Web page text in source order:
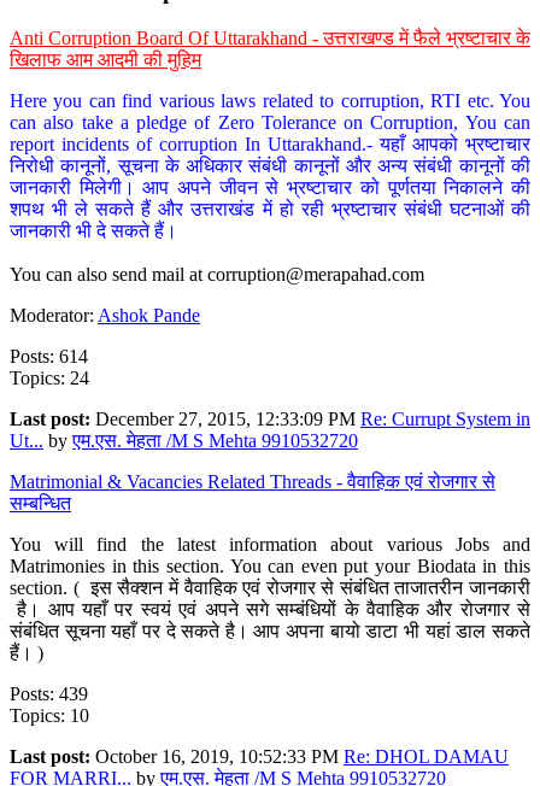
Anti Corruption Board Of Uttarakhand - उत्तराखण्ड में फैले भ्रष्टाचार के
खिलाफ आम आदमी की मुहिम
Here you can find various laws related to corruption, RTI etc. You
can also take a pledge of Zero Tolerance on Corruption, You can
report incidents of corruption In Uttarakhand.- यहाँ आपको भ्रष्टाचार
निरोधी कानूनों, सूचना के अधिकार संबंधी कानूनों और अन्य संबंधी कानूनों की
जानकारी मिलेगी। आप अपने जीवन से भ्रष्टाचार को पूर्णतया निकालने की
शपथ भी ले सकते हैं और उत्तराखंड में हो रही भ्रष्टाचार संबंधी घटनाओं की
जानकारी भी दे सकते हैं।
You can also send mail at corruption@merapahad.com
Moderator: Ashok Pande
Posts: 614
Topics: 24
Last post: December 27, 2015, 12:33:09 PM Re: Currupt System in
Ut... byएम.एस. मेहता /M S Mehta 9910532720
Matrimonial & Vacancies Related Threads - वैवाहिक एवं रोजगार से
सम्बन्धित
You will find the latest information about various Jobs and
Matrimonies in this section. You can even put your Biodata in this
section. ( इस सैक्शन में वैवाहिक एवं रोजगार से संबंधित ताजातरीन जानकारी
है। आप यहाँ पर स्वयं एवं अपने सगे सम्बंधियों के वैवाहिक और रोजगार से
संबंधित सूचना यहाँ पर दे सकते है। आप अपना बायो डाटा भी यहां डाल सकते
हैं। )
Posts: 439
Topics: 10
Last post: October 16, 2019, 10:52:33 PM Re: DHOL DAMAU
FOR MARRI... byएम.एस. मेहता /M S Mehta 9910532720